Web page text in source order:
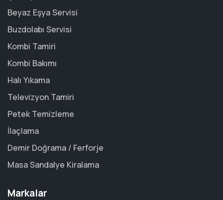
Beyaz Eşya Servisi
Buzdolabı Servisi
Kombi Tamiri
Kombi Bakımı
Halı Yıkama
Televizyon Tamiri
Petek Temizleme
İlaçlama
Demir Doğrama / Ferforje
Masa Sandalye Kiralama
Markalar